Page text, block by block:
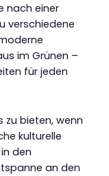
nach einer
verschiedene
im Grünen –
für jeden
zu bieten, wenn
kulturelle
den
an den